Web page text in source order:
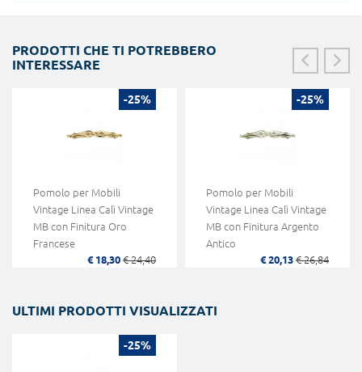
PRODOTTI CHE TI POTREBBERO
INTERESSARE
-25%
Pomolo per Mobili
Vintage Linea Calì Vintage
MB con Finitura Oro
Francese
€ 18,30 € 24,40
-25%
Pomolo per Mobili
Vintage Linea Calì Vintage
MB con Finitura Argento
Antico
€ 20,13 € 26,84
ULTIMI PRODOTTI VISUALIZZATI
-25%